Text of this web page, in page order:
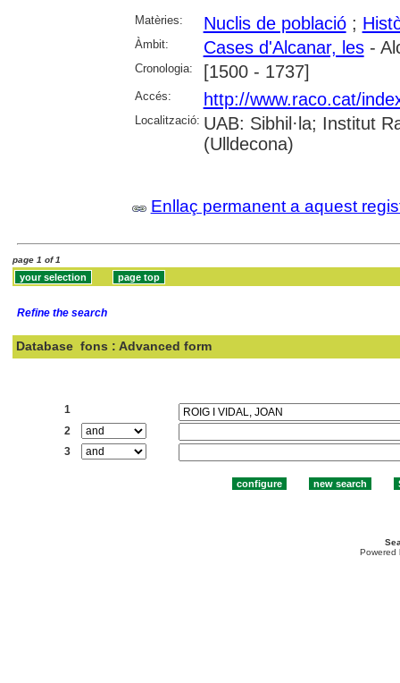
Matèries: Nuclis de població;
Àmbit: Cases d'Alcanar, les-
Cronologia: [1500 - 1737]
Accés: http://www.raco.cat/
Localització: UAB: Sibhil·la; Institut
(Ulldecona)
Enllaç permanent a aquest
page 1 of 1
Refine the search
Database fons : Advanced form
1
2
3
Powered